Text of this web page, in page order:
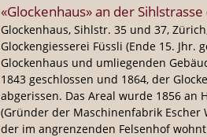
«Glockenhaus» an der
Glockenhaus, Sihlstr. 35 und 37,
Glockengiesserei Füssli (Ende 15. Jhr.
Glockenhaus und umliegenden
1843 geschlossen und 1864, der
abgerissen. Das Areal wurde 1856 an
(Gründer der Maschinenfabrik Escher
der im angrenzenden Felsenhof